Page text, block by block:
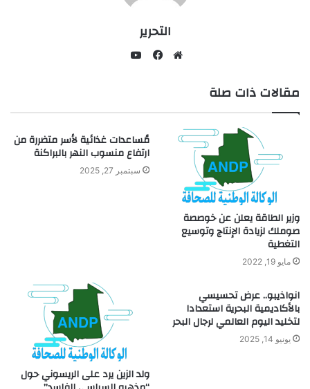
التحرير
مقالات ذات صلة
وزير الطاقة يعلن عن خوصصة
صوملك لزيادة الإنتاج وتوسيع
التغطية
مايو 19, 2022
مُساعدات غذائية لأسر متضررة من
ارتفاع منسوب النهر بالبراكنة
سبتمبر 27, 2025
انواذيبو.. عرض تحسيسي
بالأكاديمية البحرية استعدادا
لتخليد اليوم العالمي لرجال البحر
يونيو 14, 2025
ولد الزين يرد على الريسوني حول